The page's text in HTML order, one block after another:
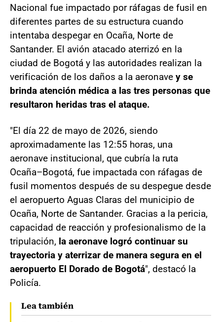
Nacional fue impactado por ráfagas de fusil en
diferentes partes de su estructura cuando
intentaba despegar en Ocaña, Norte de
Santander. El avión atacado aterrizó en la
ciudad de Bogotá y las autoridades realizan la
verificación de los daños a la aeronave y se
brinda atención médica a las tres personas que
resultaron heridas tras el ataque.
"El día 22 de mayo de 2026, siendo
aproximadamente las 12:55 horas, una
aeronave institucional, que cubría la ruta
Ocaña–Bogotá, fue impactada con ráfagas de
fusil momentos después de su despegue desde
el aeropuerto Aguas Claras del municipio de
Ocaña, Norte de Santander. Gracias a la pericia,
capacidad de reacción y profesionalismo de la
tripulación, la aeronave logró continuar su
trayectoria y aterrizar de manera segura en el
aeropuerto El Dorado de Bogotá", destacó la
Policía.
Lea también